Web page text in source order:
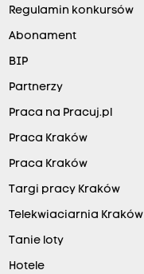
Regulamin konkursów
Abonament
BIP
Partnerzy
Praca na Pracuj.pl
Praca Kraków
Praca Kraków
Targi pracy Kraków
Telekwiaciarnia Kraków
Tanie loty
Hotele